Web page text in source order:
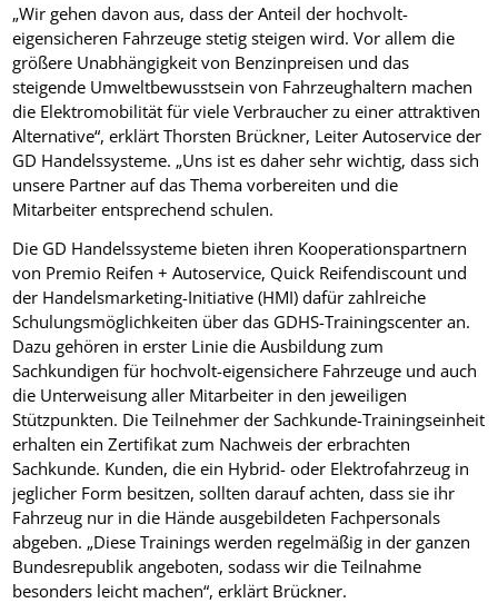
„Wir gehen davon aus, dass der Anteil der hochvolt-
eigensicheren Fahrzeuge stetig steigen wird. Vor allem die
größere Unabhängigkeit von Benzinpreisen und das
steigende Umweltbewusstsein von Fahrzeughaltern machen
die Elektromobilität für viele Verbraucher zu einer attraktiven
Alternative“, erklärt Thorsten Brückner, Leiter Autoservice der
GD Handelssysteme. „Uns ist es daher sehr wichtig, dass sich
unsere Partner auf das Thema vorbereiten und die
Mitarbeiter entsprechend schulen.
Die GD Handelssysteme bieten ihren Kooperationspartnern
von Premio Reifen + Autoservice, Quick Reifendiscount und
der Handelsmarketing-Initiative (HMI) dafür zahlreiche
Schulungsmöglichkeiten über das GDHS-Trainingscenter an.
Dazu gehören in erster Linie die Ausbildung zum
Sachkundigen für hochvolt-eigensichere Fahrzeuge und auch
die Unterweisung aller Mitarbeiter in den jeweiligen
Stützpunkten. Die Teilnehmer der Sachkunde-Trainingseinheit
erhalten ein Zertifikat zum Nachweis der erbrachten
Sachkunde. Kunden, die ein Hybrid- oder Elektrofahrzeug in
jeglicher Form besitzen, sollten darauf achten, dass sie ihr
Fahrzeug nur in die Hände ausgebildeten Fachpersonals
abgeben. „Diese Trainings werden regelmäßig in der ganzen
Bundesrepublik angeboten, sodass wir die Teilnahme
besonders leicht machen“, erklärt Brückner.